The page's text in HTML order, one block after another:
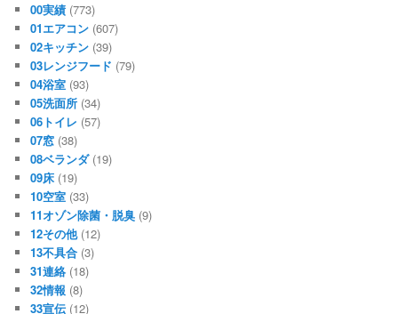
00実績 (773)
01エアコン (607)
02キッチン (39)
03レンジフード (79)
04浴室 (93)
05洗面所 (34)
06トイレ (57)
07窓 (38)
08ベランダ(19)
09床 (19)
10空室 (33)
11オゾン除菌・脱臭 (9)
12その他(12)
13不具合 (3)
31連絡 (18)
32情報 (8)
33宣伝 (12)